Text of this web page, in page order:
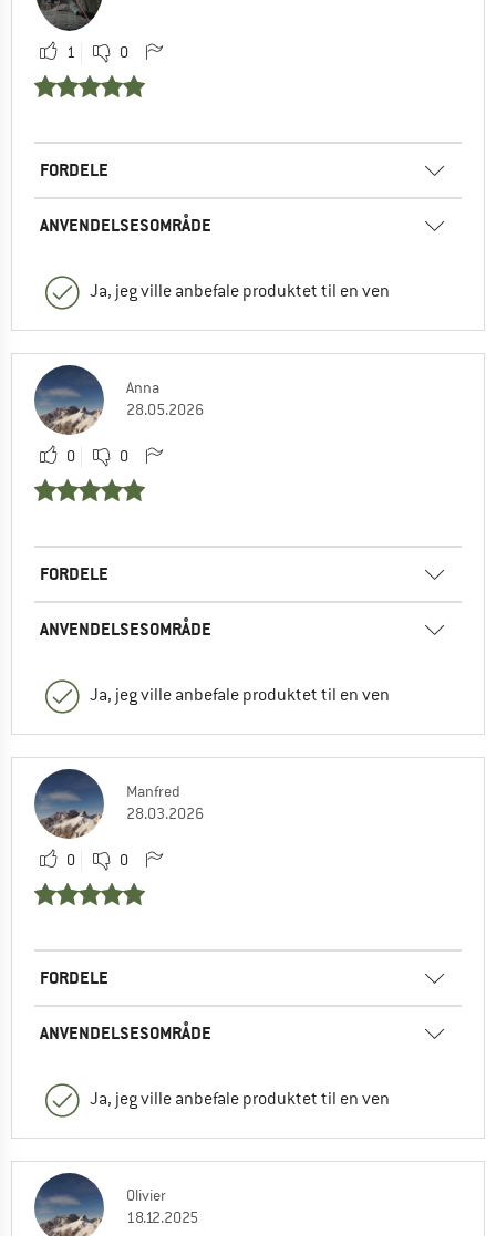
1 0
FORDELE
ANVENDELSESOMRÅDE
Ja, jeg ville anbefale produktet til en ven
Anna
28.05.2026
0 0
FORDELE
ANVENDELSESOMRÅDE
Ja, jeg ville anbefale produktet til en ven
Manfred
28.03.2026
0 0
FORDELE
ANVENDELSESOMRÅDE
Ja, jeg ville anbefale produktet til en ven
Olivier
18.12.2025